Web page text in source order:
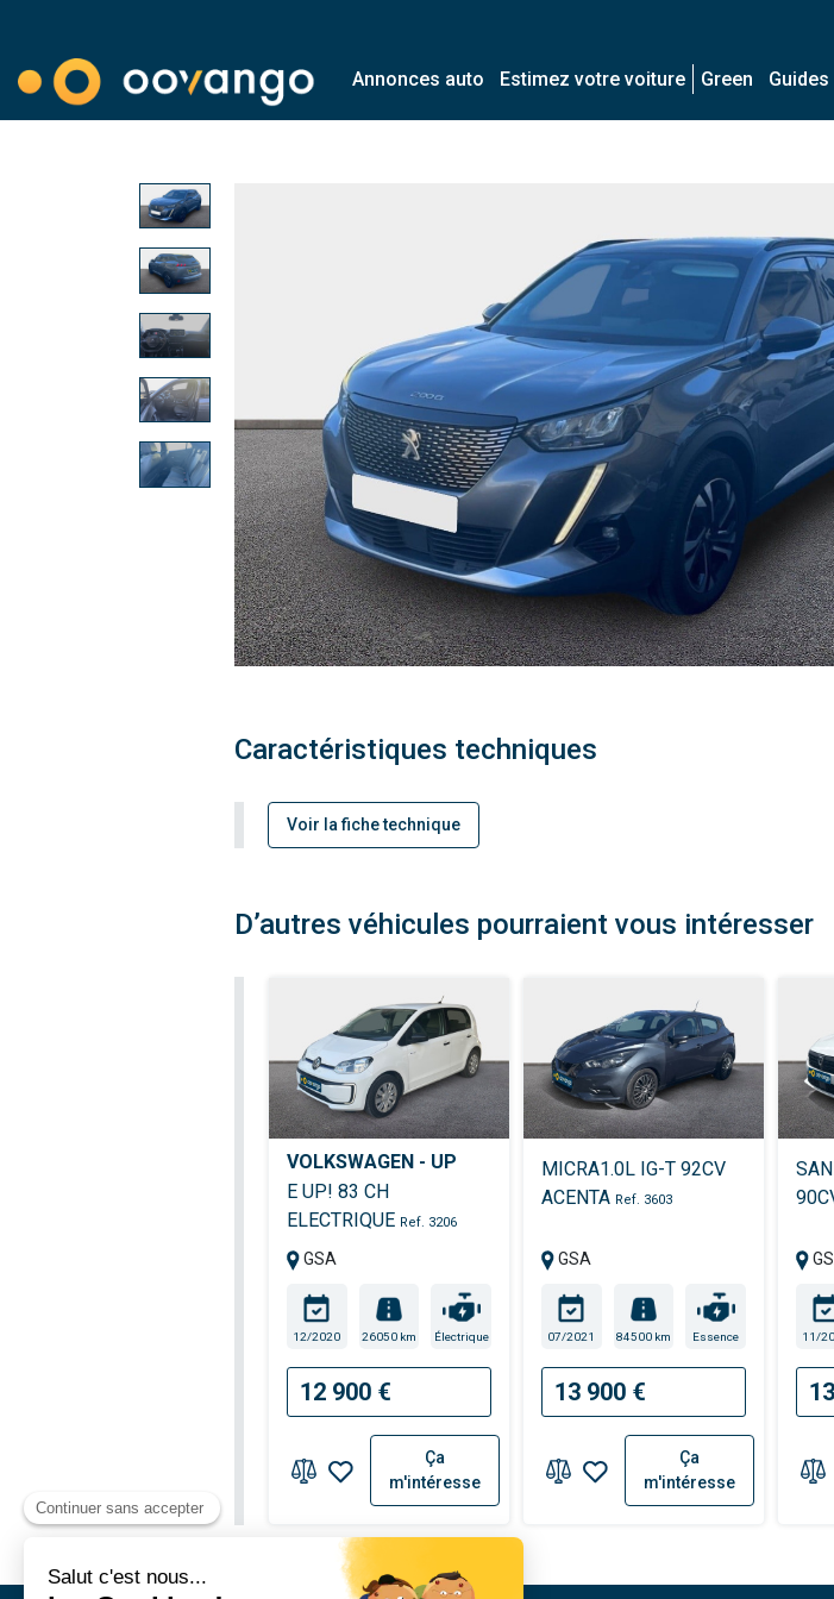
Annonces auto Estimez votre voiture Green
Caractéristiques techniques
Voir la fiche technique
D’autres véhicules pourraient vous intéresser
VOLKSWAGEN - UP
E UP! 83 CH
ELECTRIQUE Ref. 3206
GSA
12/2020 26050 km Électrique
12 900 €
Ça
m'intéresse
MICRA1.0L IG-T 92CV
ACENTA Ref. 3603
GSA
07/2021 84500 km Essence
13 900 €
Ça
m'intéresse
11/